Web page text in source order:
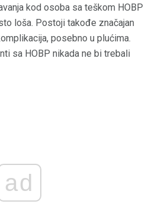
kod osoba sa teškom HOBP
loša. Postoji takođe značajan
posebno u plućima.
sa HOBP nikada ne bi trebali
ad